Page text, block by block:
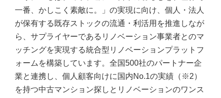
一番、かしこく素敵に。」の実現に向け、個人・法人
が保有する既存ストックの流通・利活用を推進しなが
ら、サプライヤーであるリノベーション事業者とのマ
ッチングを実現する統合型リノベーションプラットフ
ォームを構築しています。全国500社のパートナー企
業と連携し、個人顧客向けに国内No.1の実績（※2）
を持つ中古マンション探しとリノベーションのワンス